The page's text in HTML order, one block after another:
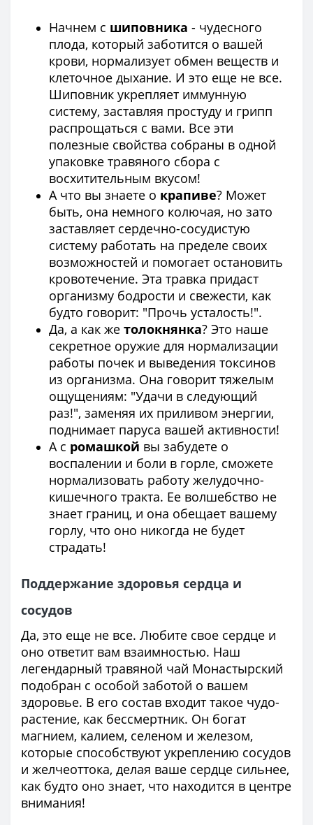
Начнем с шиповника - чудесного
плода, который заботится о вашей
крови, нормализует обмен веществ и
клеточное дыхание. И это еще не все.
Шиповник укрепляет иммунную
систему, заставляя простуду и грипп
распрощаться с вами. Все эти
полезные свойства собраны в одной
упаковке травяного сбора с
восхитительным вкусом!
А что вы знаете о крапиве? Может
быть, она немного колючая, но зато
заставляет сердечно-сосудистую
систему работать на пределе своих
возможностей и помогает остановить
кровотечение. Эта травка придаст
организму бодрости и свежести, как
будто говорит: "Прочь усталость!".
Да, а как же толокнянка? Это наше
секретное оружие для нормализации
работы почек и выведения токсинов
из организма. Она говорит тяжелым
ощущениям: "Удачи в следующий
раз!", заменяя их приливом энергии,
поднимает паруса вашей активности!
А с ромашкой вы забудете о
воспалении и боли в горле, сможете
нормализовать работу желудочно-
кишечного тракта. Ее волшебство не
знает границ, и она обещает вашему
горлу, что оно никогда не будет
страдать!
Поддержание здоровья сердца и
сосудов
Да, это еще не все. Любите свое сердце и
оно ответит вам взаимностью. Наш
легендарный травяной чай Монастырский
подобран с особой заботой о вашем
здоровье. В его состав входит такое чудо-
растение, как бессмертник. Он богат
магнием, калием, селеном и железом,
которые способствуют укреплению сосудов
и желчеоттока, делая ваше сердце сильнее,
как будто оно знает, что находится в центре
внимания!